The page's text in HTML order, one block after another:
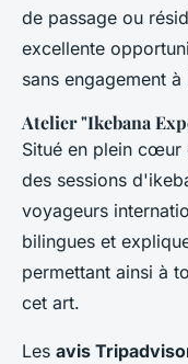
de passage ou
excellente
sans engagement
Atelier "Ikebana
Situé en plein cœur
des sessions
voyageurs
bilingues et
permettant ainsi à
cet art.
Les avis